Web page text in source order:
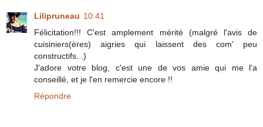
Lilipruneau 10:41
Félicitation!!! C'est amplement mérité (malgré l'avis de
cuisiniers(ères) aigries qui laissent des com' peu
constructifs...)
J'adore votre blog, c'est une de vos amie qui me l'a
conseillé, et je l'en remercie encore !!
Répondre